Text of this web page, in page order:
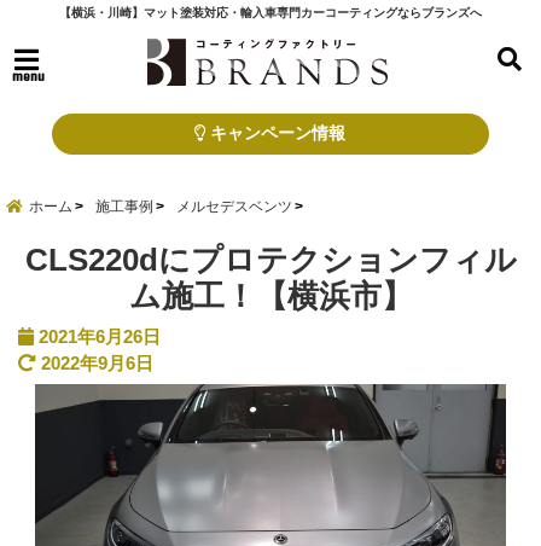
【横浜・川崎】マット塗装対応・輸入車専門カーコーティングならブランズへ
menu
キャンペーン情報
ホーム 施工事例 メルセデスベンツ
CLS220dにプロテクションフィル
ム施工！【横浜市】
2021年6月26日
2022年9月6日